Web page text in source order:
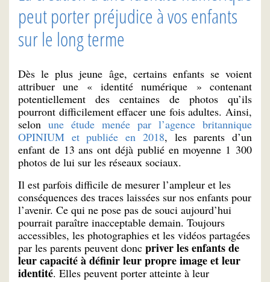
peut porter préjudice à vos enfants
sur le long terme
Dès le plus jeune âge, certains enfants se voient
attribuer une « identité numérique » contenant
potentiellement des centaines de photos qu’ils
pourront difficilement effacer une fois adultes. Ainsi,
selon une étude menée par l’agence britannique
OPINIUM et publiée en 2018, les parents d’un
enfant de 13 ans ont déjà publié en moyenne 1 300
photos de lui sur les réseaux sociaux.
Il est parfois difficile de mesurer l’ampleur et les
conséquences des traces laissées sur nos enfants pour
l’avenir. Ce qui ne pose pas de souci aujourd’hui
pourrait paraître inacceptable demain. Toujours
accessibles, les photographies et les vidéos partagées
par les parents peuvent donc priver les enfants de
leur capacité à définir leur propre image et leur
identité. Elles peuvent porter atteinte à leur